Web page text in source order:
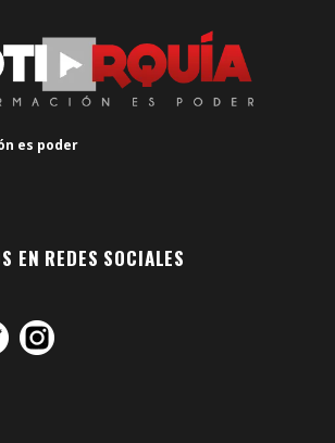
es poder
EN REDES SOCIALES